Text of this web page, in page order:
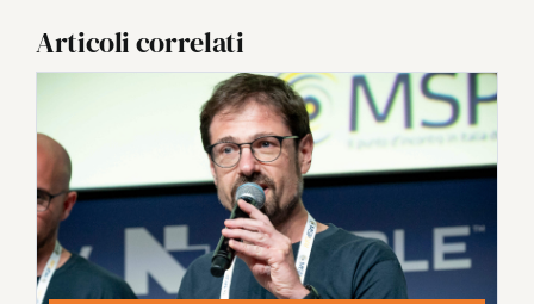
Articoli correlati